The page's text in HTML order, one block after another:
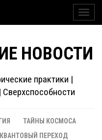
НОВОСТИ
практики |
ТАЙНЫ КОСМОСА
КВАНТОВЫЙ ПЕРЕХОД